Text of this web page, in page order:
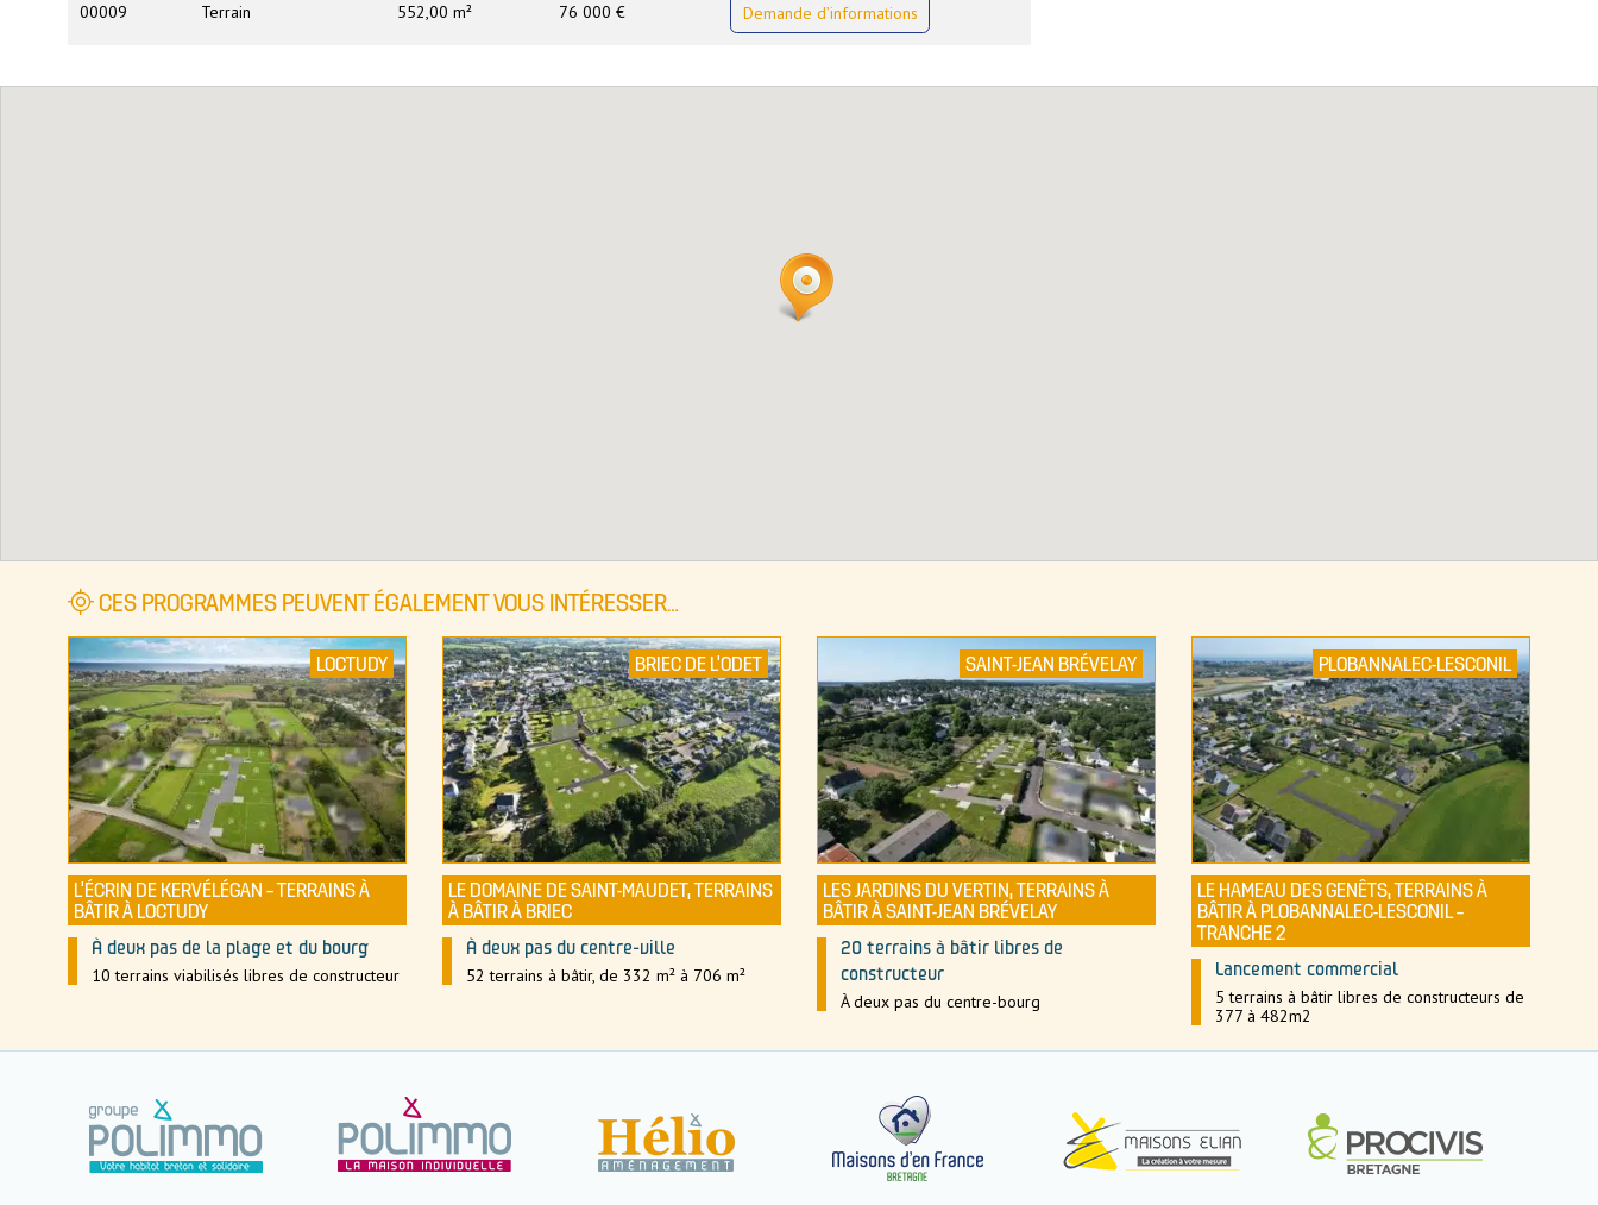
00009 Terrain 552,00 m² 76 000 € Demande d’informations
CES PROGRAMMES PEUVENT ÉGALEMENT VOUS INTÉRESSER…
LOCTUDY
L’ÉCRIN DE KERVÉLÉGAN – TERRAINS À
BÂTIR À LOCTUDY
À deux pas de la plage et du bourg
10 terrains viabilisés libres de constructeur
BRIEC DE L'ODET
LE DOMAINE DE SAINT-MAUDET, TERRAINS
À BÂTIR À BRIEC
À deux pas du centre-ville
52 terrains à bâtir, de 332 m² à 706 m²
SAINT-JEAN BRÉVELAY
LES JARDINS DU VERTIN, TERRAINS À
BÂTIR À SAINT-JEAN BRÉVELAY
20 terrains à bâtir libres de
constructeur
À deux pas du centre-bourg
PLOBANNALEC-LESCONIL
LE HAMEAU DES GENÊTS, TERRAINS À
BÂTIR À PLOBANNALEC-LESCONIL –
TRANCHE 2
Lancement commercial
5 terrains à bâtir libres de constructeurs de
377 à 482m2